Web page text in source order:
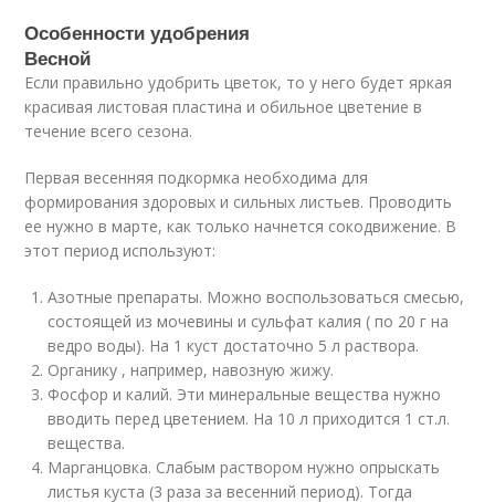
Особенности удобрения
Весной
Если правильно удобрить цветок, то у него будет яркая
красивая листовая пластина и обильное цветение в
течение всего сезона.
Первая весенняя подкормка необходима для
формирования здоровых и сильных листьев. Проводить
ее нужно в марте, как только начнется сокодвижение. В
этот период используют:
Азотные препараты. Можно воспользоваться смесью,
состоящей из мочевины и сульфат калия ( по 20 г на
ведро воды). На 1 куст достаточно 5 л раствора.
Органику , например, навозную жижу.
Фосфор и калий. Эти минеральные вещества нужно
вводить перед цветением. На 10 л приходится 1 ст.л.
вещества.
Марганцовка. Слабым раствором нужно опрыскать
листья куста (3 раза за весенний период). Тогда